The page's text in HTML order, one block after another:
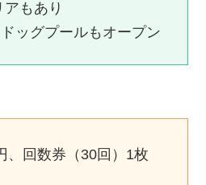
もあり
ッグプールもオープン
、回数券（30回）1枚